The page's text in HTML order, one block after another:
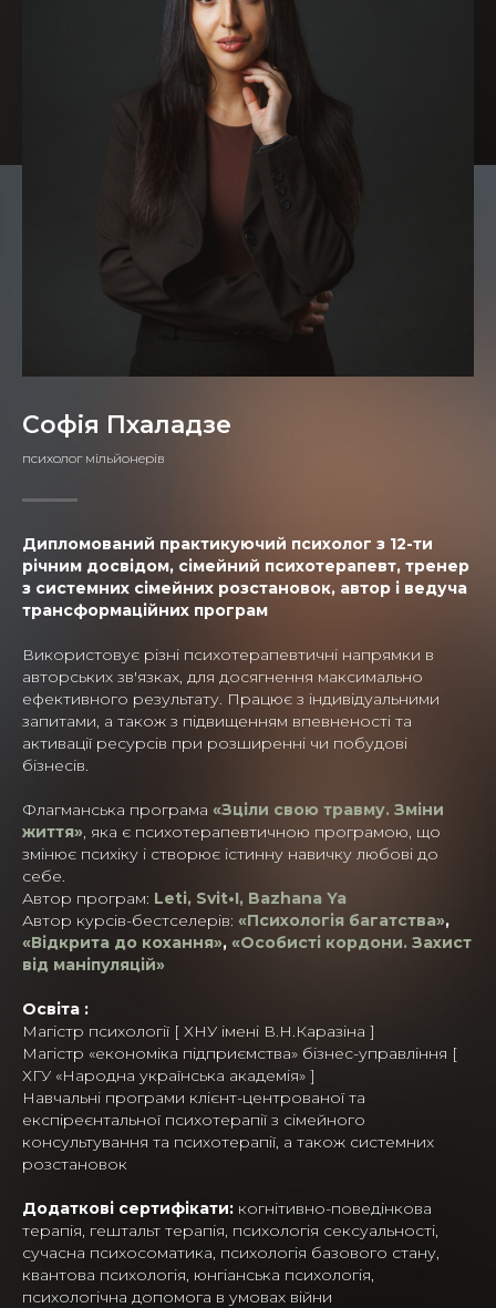
Софія Пхаладзе
психолог мільйонерів
Дипломований практикуючий психолог з 12-ти
річним досвідом, сімейний психотерапевт, тренер
з системних сімейних розстановок, автор і ведуча
трансформаційних програм
Використовує різні психотерапевтичні напрямки в
авторських зв'язках, для досягнення максимально
ефективного результату. Працює з індивідуальними
запитами, а також з підвищенням впевненості та
активації ресурсів при розширенні чи побудові
бізнесів.
Флагманська програма «Зціли свою травму. Зміни
життя», яка є психотерапевтичною програмою, що
змінює психіку і створює істинну навичку любові до
себе.
Автор програм: Leti, Svit•I, Bazhana Ya
Автор курсів-бестселерів: «Психологія багатства»,
«Відкрита до кохання», «Особисті кордони. Захист
від маніпуляцій»
Освіта :
Магістр психології [ ХНУ імені В.Н.Каразіна ]
Магістр «економіка підприємства» бізнес-управління [
ХГУ «Народна українська академія» ]
Навчальні програми клієнт-центрованої та
експіреєнтальної психотерапії з сімейного
консультування та психотерапії, а також системних
розстановок
Додаткові сертифікати: когнітивно-поведінкова
терапія, гештальт терапія, психологія сексуальності,
сучасна психосоматика, психологія базового стану,
квантова психологія, юнгіанська психологія,
психологічна допомога в умовах війни